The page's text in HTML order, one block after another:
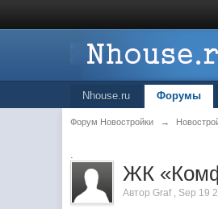
Nhouse.ru Форумы
Форум Новостройки →
.
ЖК
АвторGraf , Sep 19